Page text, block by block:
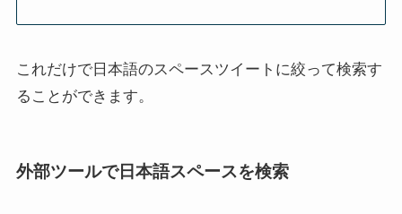
Twitterアカウント登録しな
いでツイートを見る方法
X(Twitter)”操作を完了でき
ませんでした”131エラーの
これだけで日本語のスペースツイートに絞って検索す
ることができます。
外部ツールで日本語スペースを検索